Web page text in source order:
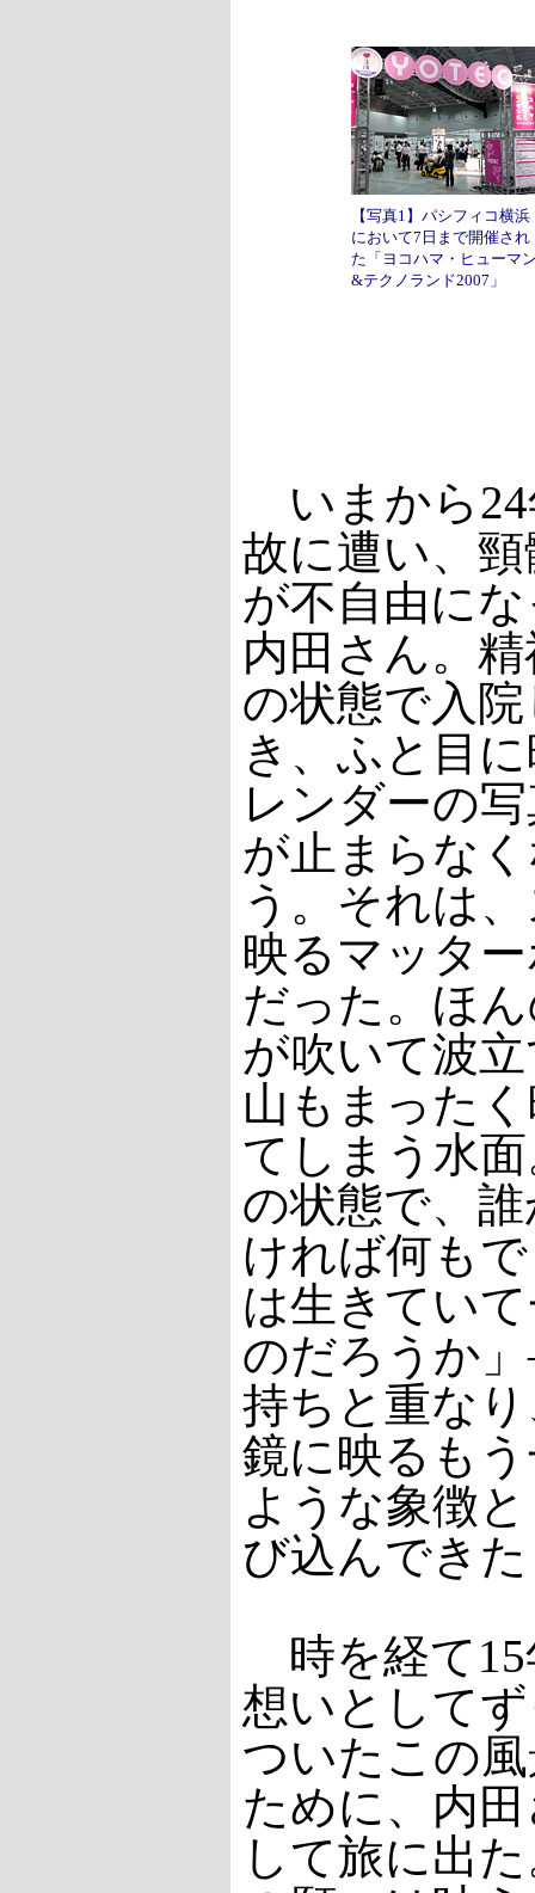
【写真1】パシフィコ横浜
において7日まで開催され
た「ヨコハマ・ヒューマ
&テクノランド2007」
いまから24
故に遭い、
が不自由に
内田さん。
の状態で入
き、ふと目
レンダーの
が止まらな
う。それは
映るマッタ
だった。ほ
が吹いて波
山もまった
てしまう水
の状態で、
ければ何も
は生きてい
のだろうか
持ちと重な
鏡に映るも
ような象徴
び込んでき
時を経て15
想いとして
ついたこの
ために、内
して旅に出